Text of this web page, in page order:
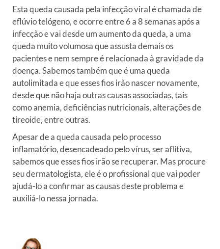
Esta queda causada pela infecção viral é chamada de
eflúvio telógeno, e ocorre entre 6 a 8 semanas após a
infecção e vai desde um aumento da queda, a uma
queda muito volumosa que assusta demais os
pacientes e nem sempre é relacionada à gravidade da
doença. Sabemos também que é uma queda
autolimitada e que esses fios irão nascer novamente,
desde que não haja outras causas associadas, tais
como anemia, deficiências nutricionais, alterações de
tireoide, entre outras.
Apesar de a queda causada pelo processo
inflamatório, desencadeado pelo vírus, ser aflitiva,
sabemos que esses fios irão se recuperar. Mas procure
seu dermatologista, ele é o profissional que vai poder
ajudá-lo a confirmar as causas deste problema e
auxiliá-lo nessa jornada.